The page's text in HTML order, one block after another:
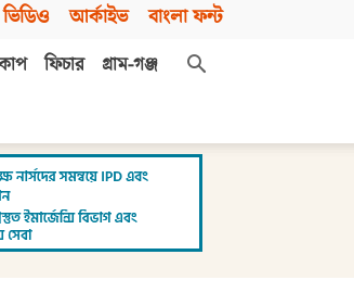
ভিডিও আর্কাইভ বাংলা ফন্ট
ফিচার
গ্রাম-গঞ্জ